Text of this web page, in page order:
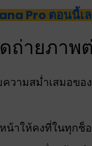
Pro ตอนนี้เ
ถ่ายภาพ
วามสม่ำเสมอข
น้าให้คงที่ในทุกช็